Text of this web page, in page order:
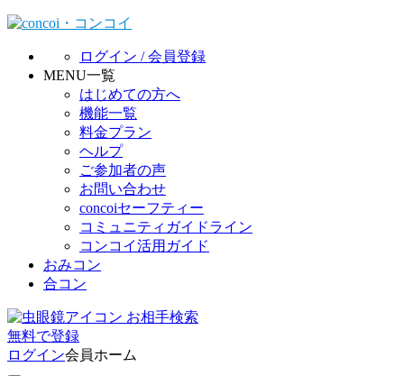
ログイン / 会員登録
MENU一覧
はじめての方へ
機能一覧
料金プラン
ヘルプ
ご参加者の声
お問い合わせ
concoiセーフティー
コミュニティガイドライン
コンコイ活用ガイド
おみコン
合コン
お相手検索
無料で登録
ログイン会員ホーム